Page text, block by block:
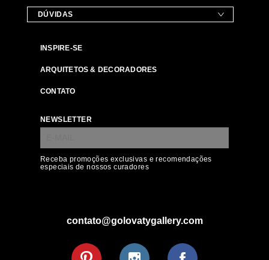
DÚVIDAS
INSPIRE-SE
ARQUITETOS & DECORADORES
CONTATO
NEWSLETTER
Receba promoções exclusivas e recomendações
especiais de nossos curadores
contato@golovatygallery.com